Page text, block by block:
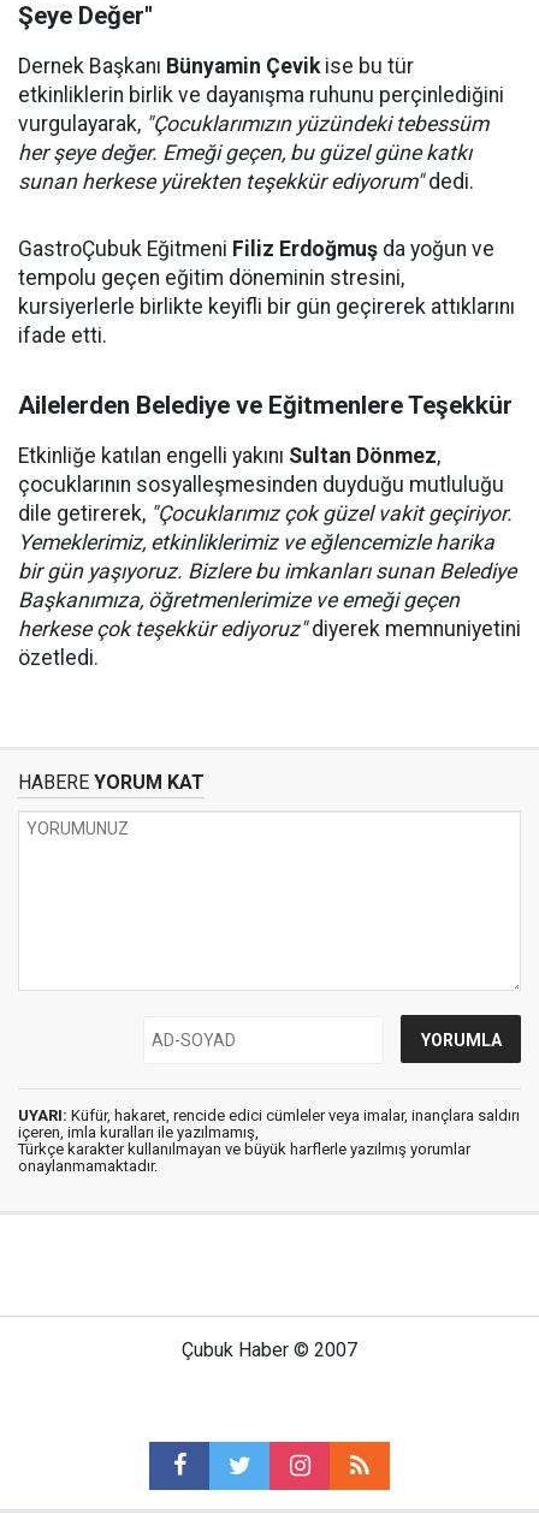
Şeye Değer"
Dernek Başkanı Bünyamin Çevikise bu tür
etkinliklerin birlik ve dayanışma ruhunu perçinlediğini
vurgulayarak, "Çocuklarımızın yüzündeki tebessüm
her şeye değer. Emeği geçen, bu güzel güne katkı
sunan herkese yürekten teşekkür ediyorum"dedi.
GastroÇubuk Eğitmeni Filiz Erdoğmuş da yoğun ve
tempolu geçen eğitim döneminin stresini,
kursiyerlerle birlikte keyifli bir gün geçirerek attıklarını
ifade etti.
Ailelerden Belediye ve Eğitmenlere Teşekkür
Etkinliğe katılan engelli yakını Sultan Dönmez,
çocuklarının sosyalleşmesinden duyduğu mutluluğu
dile getirerek, "Çocuklarımız çok güzel vakit geçiriyor.
Yemeklerimiz, etkinliklerimiz ve eğlencemizle harika
bir gün yaşıyoruz. Bizlere bu imkanları sunan Belediye
Başkanımıza, öğretmenlerimize ve emeği geçen
herkese çok teşekkür ediyoruz"diyerek memnuniyetini
özetledi.
HABERE YORUM KAT
UYARI: Küfür, hakaret, rencide edici cümleler veya imalar, inançlara saldırı
içeren, imla kuralları ile yazılmamış,
Türkçe karakter kullanılmayan ve büyük harflerle yazılmış yorumlar
onaylanmamaktadır.
Çubuk Haber © 2007